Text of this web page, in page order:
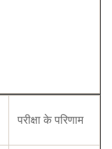
परीक्षा के परिणाम